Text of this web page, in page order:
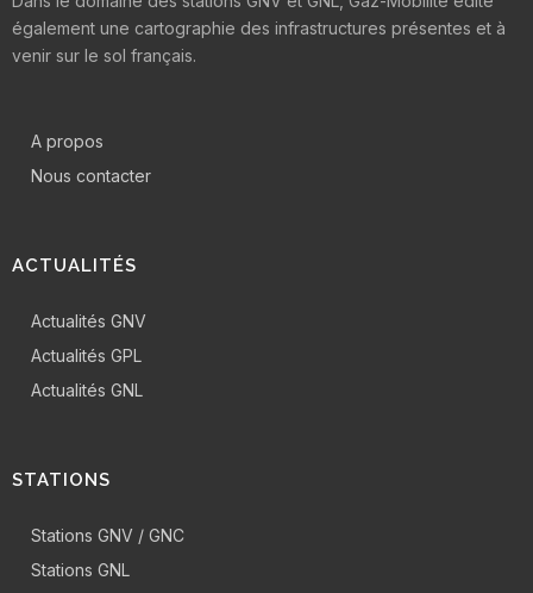
également une cartographie des infrastructures présentes et à
venir sur le sol français.
A propos
Nous contacter
ACTUALITÉS
Actualités GNV
Actualités GPL
Actualités GNL
STATIONS
Stations GNV / GNC
Stations GNL